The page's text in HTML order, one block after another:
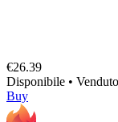
€26.39
Disponibile •
Buy